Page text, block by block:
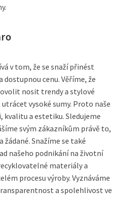
v tom, že se snaží přinést
cenu. Věříme, že
nosit trendy a stylové
vysoké sumy. Proto naše
kvalitu a estetiku. Sledujeme
svým zákazníkům právě to,
Snažíme se také
našeho podnikání na životní
materiály a
procesu výroby. Vyznáváme
a spolehlivost ve